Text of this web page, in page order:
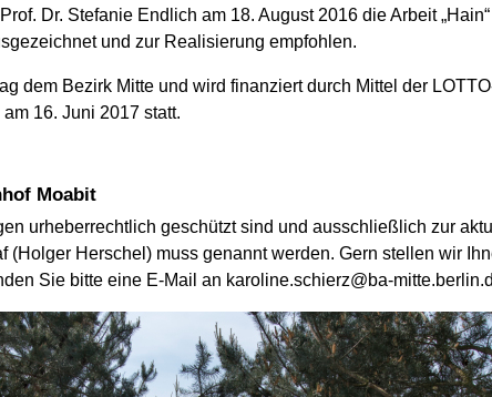
Dr. Stefanie Endlich am 18. August 2016 die Arbeit
und zur Realisierung empfohlen.
dem Bezirk Mitte und wird finanziert durch Mittel der
16. Juni 2017 statt.
Moabit
urheberrechtlich geschützt sind und ausschließlich zur
(Holger Herschel) muss genannt werden. Gern stellen wir
Sie bitte eine E-Mail an karoline.schierz@ba-